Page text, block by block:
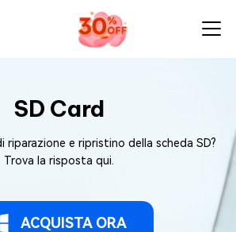
SD Card
riparazione e ripristino della scheda SD?
Trova la risposta qui.
ACQUISTA ORA